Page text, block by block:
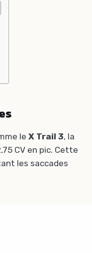
le X Trail 3, la
CV en pic. Cette
les saccades